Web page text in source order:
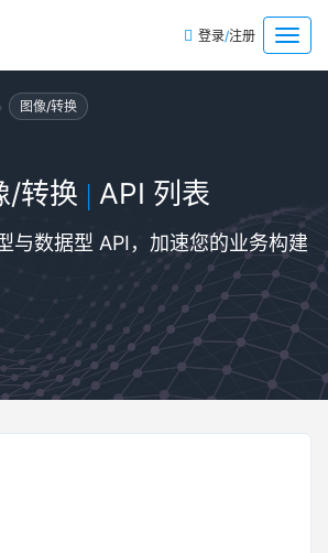
菜
单
登录/注册
› 图像/转换
/转换 | API 列表
与数据型 API，加速您的业务构建